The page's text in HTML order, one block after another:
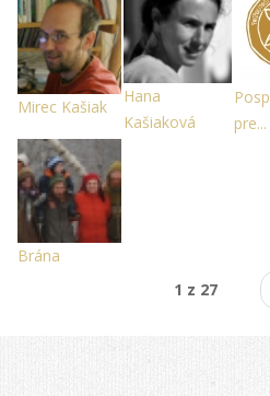
Mirec Kašiak
Hana
Kašiaková
pre...
Brána
1 z 27